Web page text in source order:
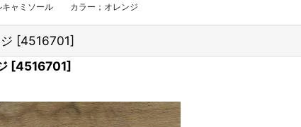
ャミソール カラー；オレンジ
[4516701]
[4516701]